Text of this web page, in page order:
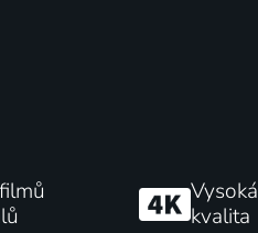
Vysoká
kvalita